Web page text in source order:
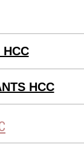
HCC
HCC